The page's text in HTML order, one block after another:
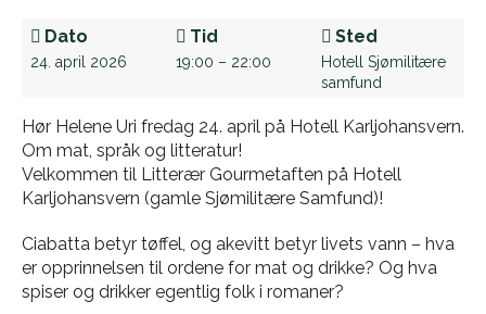
Dato
24. april 2026
Tid
19:00 – 22:00
Sted
Hotell Sjømilitære
samfund
Hør Helene Uri fredag 24. april på Hotell Karljohansvern.
Om mat, språk og litteratur!
Velkommen til Litterær Gourmetaften på Hotell
Karljohansvern (gamle Sjømilitære Samfund)!
Ciabatta betyr tøffel, og akevitt betyr livets vann – hva
er opprinnelsen til ordene for mat og drikke? Og hva
spiser og drikker egentlig folk i romaner?